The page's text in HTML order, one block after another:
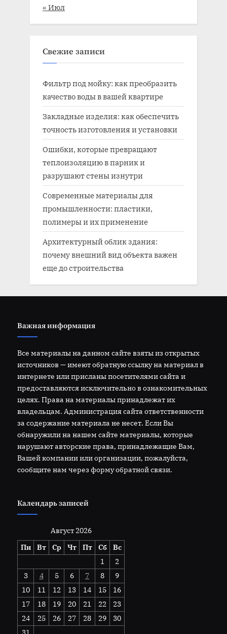
« Июл
Свежие записи
Фильтр под мойку: как преобразить
качество воды в вашей квартире
Закладные изделия: как обеспечить
точность изготовления и установки
Ошибки, которые превращают
теплоизоляцию в парник и
разрушают стены изнутри
Современные материалы для
промышленности: пластики,
полимеры и их применение
Архитектурный облик здания:
почему внешний вид объекта важен
еще до строительства
Важная информация
Все материалы на данном сайте взяты из открытых
источников — имеют обратную ссылку на материал в
интернете или присланы посетителями сайта и
предоставляются исключительно в ознакомительных
целях. Права на материалы принадлежат их
владельцам. Администрация сайта ответственности
за содержание материала не несет. Если Вы
обнаружили на нашем сайте материалы, которые
нарушают авторские права, принадлежащие Вам,
Вашей компании или организации, пожалуйста,
сообщите нам через форму обратной связи.
Календарь записей
Август 2026
Пн
Вт Ср Чт Пт Сб
Вс
1
2
3
4 5 6 7 8
9
10
11 12 13 14 15
16
17
18 19 20 21 22
23
24
25 26 27 28 29
30